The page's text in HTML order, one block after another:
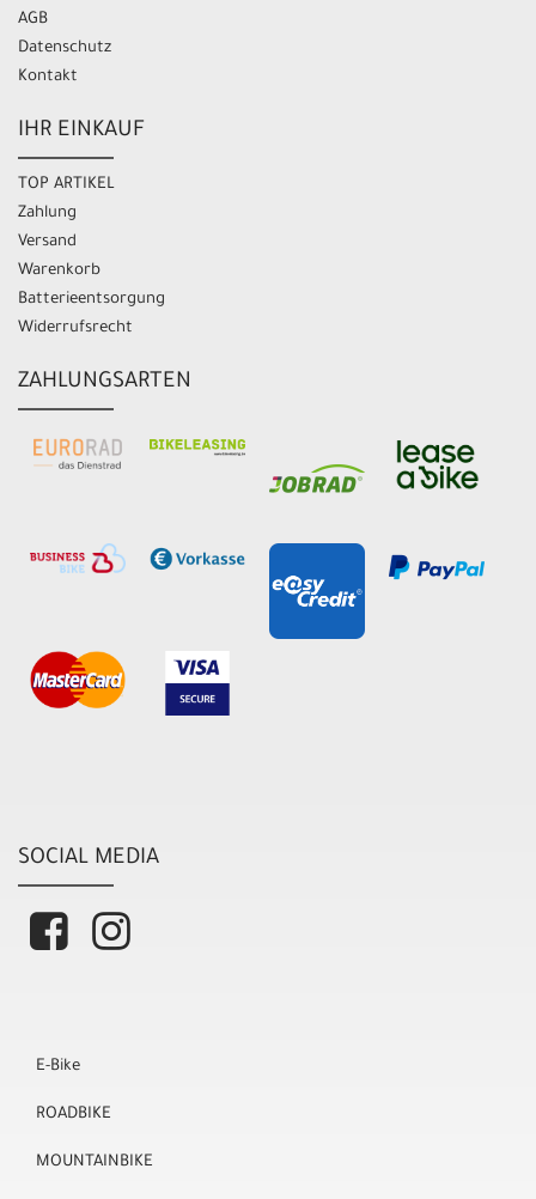
AGB
Datenschutz
Kontakt
IHR EINKAUF
TOP ARTIKEL
Zahlung
Versand
Warenkorb
Batterieentsorgung
Widerrufsrecht
ZAHLUNGSARTEN
SOCIAL MEDIA
E-Bike
ROADBIKE
MOUNTAINBIKE